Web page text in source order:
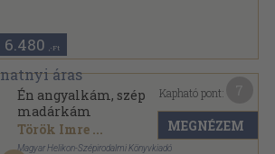
6.480 ,-Ft
Én angyalkám, szép
madárkám
Török Imre ...
Magyar Helikon-Szépirodalmi Könyvkiadó
Kapható pont:
MEGNÉZEM